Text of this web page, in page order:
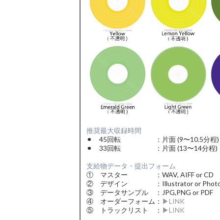
推奨最大収録時間
⚫︎ 45回転 ：片面 (9〜10.5分程)
⚫︎ 33回転 ：片面 (13〜14分程)
支給物データ・提出フォーム
① マスター ：WAV, AIFF or CD
② デザイン ：Illustrator or
③ データサンプル ：JPG,PNG or PDF
④ オーダーフォーム： ▶︎LINK
⑤ トラックリスト ： ▶︎LINK